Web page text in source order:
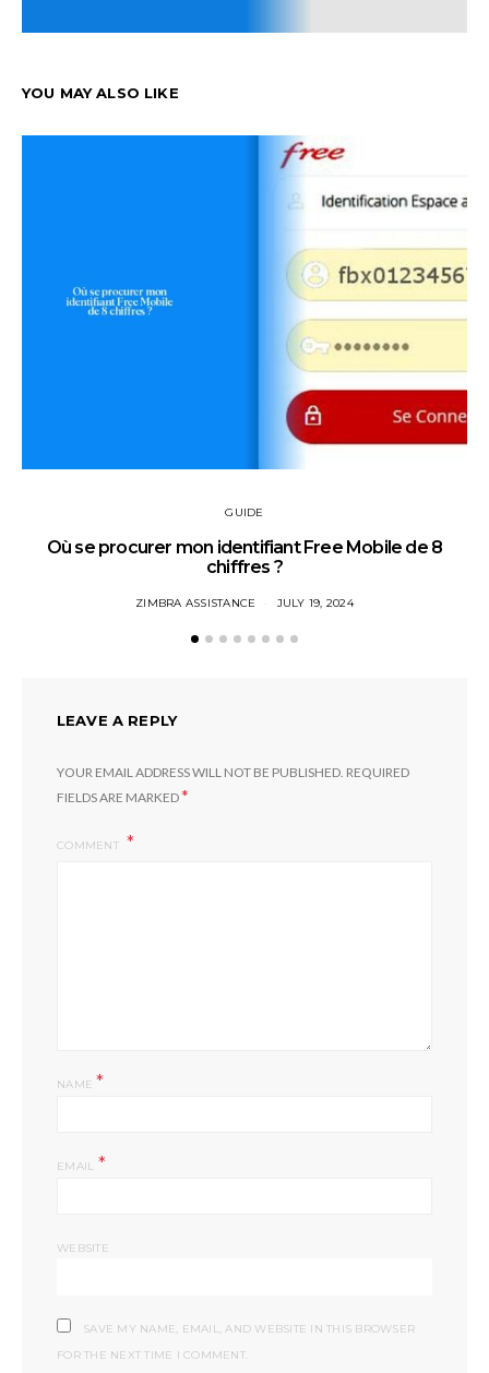
YOU MAY ALSO LIKE
GUIDE
Où se procurer mon identifiant Free Mobile de 8
chiffres ?
ZIMBRA ASSISTANCE JULY 19, 2024
LEAVE A REPLY
YOUR EMAIL ADDRESS WILL NOT BE PUBLISHED. REQUIRED
FIELDS ARE MARKED*
COMMENT
NAME *
EMAIL *
WEBSITE
SAVE MY NAME, EMAIL, AND WEBSITE IN THIS BROWSER
FOR THE NEXT TIME I COMMENT.